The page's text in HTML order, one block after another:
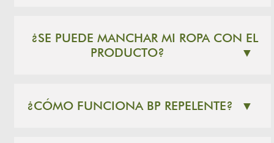
¿SE PUEDE MANCHAR MI ROPA CON EL
PRODUCTO?
▼
¿CÓMO FUNCIONA BP REPELENTE? ▼